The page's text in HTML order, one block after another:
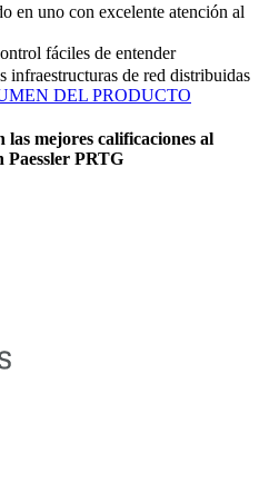
en uno con excelente atención al
fáciles de entender
infraestructuras de red distribuidas
DEL PRODUCTO
mejores calificaciones al
Paessler PRTG